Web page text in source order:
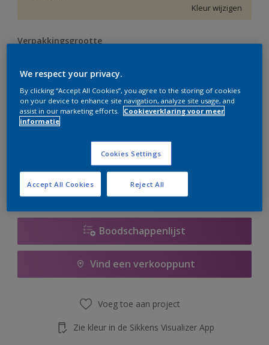
Kleur wijzigen
Verpakkingsgrootte
Aantal Verfcalculator
Bereken
Op dit moment is het niet mogelijk dit product online
te bestellen. Bezoek je dichtstbijzijnde winkel of klik op
de knop hieronder.
Boodschappenlijst
Vind een verkooppunt
Voeg toe aan project
Zie kleur in de Sikkens Visualizer App
We respect your privacy.
By clicking “Accept All Cookies”, you agree to the storing of cookies
on your device to enhance site navigation, analyze site usage, and
assist in our marketing efforts.
Cookieverklaring voor meer
informatie
Cookies Settings
Reject All
Accept All Cookies